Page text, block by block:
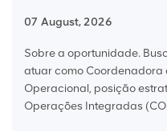
07 August, 2026
Sobre a oportunidade.
atuar como Coordenadora
Operacional, posição
Operações Integradas